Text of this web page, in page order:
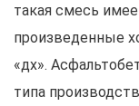
такая смесь
произведенные
«дх».
типа